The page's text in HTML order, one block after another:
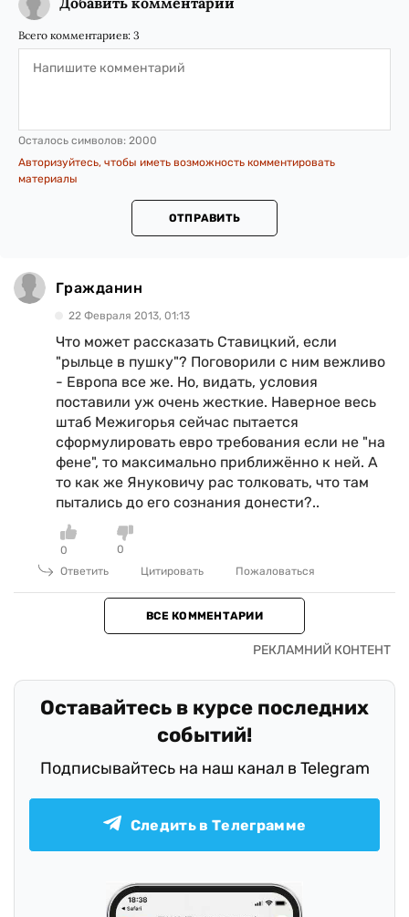
Всего комментариев: 3
Осталось символов: 2000
Авторизуйтесь, чтобы иметь возможность комментировать
материалы
ОТПРАВИТЬ
Гражданин
22 Февраля 2013, 01:13
Что может рассказать Ставицкий, если
"рыльце в пушку"? Поговорили с ним вежливо
- Европа все же. Но, видать, условия
поставили уж очень жесткие. Наверное весь
штаб Межигорья сейчас пытается
сформулировать евро требования если не "на
фене", то максимально приближённо к ней. А
то как же Януковичу рас толковать, что там
пытались до его сознания донести?..
0
0
Ответить
Цитировать Пожаловаться
ВСЕ КОММЕНТАРИИ
Оставайтесь в курсе последних
событий!
Подписывайтесь на наш канал в Telegram
Следить в Телеграмме